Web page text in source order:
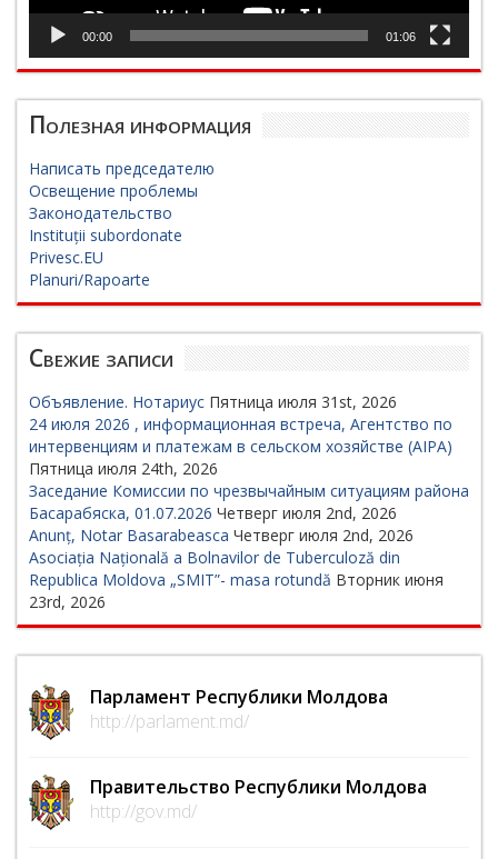
00:00 01:06
Полезная информация
Написать председателю
Освещение проблемы
Законодательство
Instituții subordonate
Privesc.EU
Planuri/Rapoarte
Свежие записи
Объявление. Нотариус Пятница июля 31st, 2026
24 июля 2026 , информационная встреча, Агентство по
интервенциям и платежам в сельском хозяйстве (AIPA)
Пятница июля 24th, 2026
Заседание Комиссии по чрезвычайным ситуациям района
Басарабяска, 01.07.2026 Четверг июля 2nd, 2026
Anunț, Notar Basarabeasca Четверг июля 2nd, 2026
Asociația Națională a Bolnavilor de Tuberculoză din
Republica Moldova „SMIT”- masa rotundă Вторник июня
23rd, 2026
Парламент Республики Молдова
http://parlament.md/
Правительство Республики Молдова
http://gov.md/